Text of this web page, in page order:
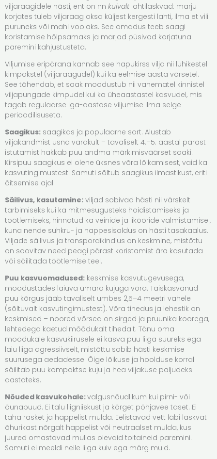
viljaraagidele hästi, ent on nn kuivalt lahtilaskvad: marju
korjates tuleb viljaraag oksa küljest kergesti lahti, ilma et vili
puruneks või mahl voolaks​. See omadus teeb saagi
koristamise hõlpsamaks ja marjad püsivad korjatuna
paremini kahjustusteta.
Viljumise eripärana kannab see hapukirss vilja nii lühikestel
kimpokstel (viljaraagudel) kui ka eelmise aasta võrsetel​.
See tähendab, et saak moodustub nii vanematel kinnistel
viljapungade kimpudel kui ka üheaastastel kasvudel, mis
tagab regulaarse iga-aastase viljumise ilma selge
perioodilisuseta.
Saagikus: saagikas ja populaarne sort. Alustab
viljakandmist üsna varakult – tavaliselt 4.–5. aastal pärast
istutamist hakkab puu andma märkimisväärset saaki​.
Kirsipuu saagikus ei olene üksnes võra lõikamisest, vaid ka
kasvutingimustest. Samuti sõltub saagikus ilmastikust, eriti
õitsemise ajal.
Säilivus, kasutamine: viljad sobivad hästi nii värskelt
tarbimiseks kui ka mitmesugusteks hoidistamiseks ja
töötlemiseks, hinnatud ka veinide ja likööride valmistamisel,
kuna nende suhkru- ja happesisaldus on hästi tasakaalus.
Viljade säilivus ja transpordikindlus on keskmine, mistõttu
on soovitav need peagi pärast koristamist ära kasutada
või säilitada töötlemise teel.
Puu kasvuomadused: keskmise kasvutugevusega,
moodustades laiuva ümara kujuga võra​. Täiskasvanud
puu kõrgus jääb tavaliselt umbes 2,5–4 meetri vahele
(sõltuvalt kasvutingimustest)​. Võra tihedus ja lehestik on
keskmised – noored võrsed on sirged ja pruunika koorega,
lehtedega kaetud mõõdukalt tihedalt. Tänu oma
mõõdukale kasvukiirusele ei kasva puu liiga suureks ega
laiu liiga agressiivselt, mistõttu sobib hästi keskmise
suurusega aedadesse. Õige lõikuse ja hoolduse korral
säilitab puu kompaktse kuju ja hea viljakuse paljudeks
aastateks.
Nõuded kasvukohale:valgusnõudlikum kui pirni- või
õunapuud. Ei talu liigniiskust ja kõrget põhjavee taset. Ei
taha rasket ja happelist mulda. Eelistavad vett läbi laskvat
õhurikast nõrgalt happelist või neutraalset mulda, kus
juured omastavad mullas olevaid toitaineid paremini.
Samuti ei meeldi neile liiga kuiv ega märg muld.